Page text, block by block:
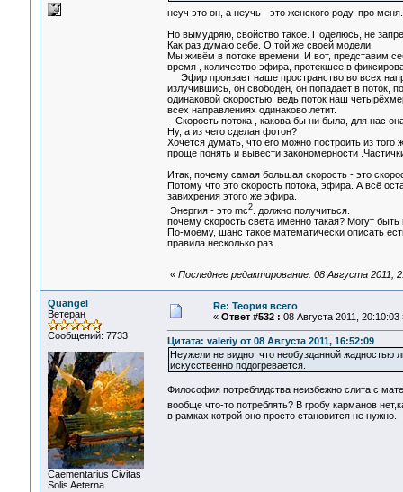
неуч это он, а неучь - это женского роду, про
Но вымудряю, свойство такое. Поделюсь, не
Как раз думаю себе. О той же своей модели.
Мы живём в потоке времени. И вот, представим
время , количество эфира, протекшее в
Эфир пронзает наше пространство во всех
излучившись, он свободен, он попадает в поток,
одинаковой скоростью, ведь поток наш
всех направлениях одинаково летит.
Скорость потока , какова бы ни была, для нас
Ну, а из чего сделан фотон?
Хочется думать, что его можно построить из
проще понять и вывести закономерности
Итак, почему самая большая скорость - это
Потому что это скорость потока, эфира. А всё
завихрения этого же эфира.
Энергия - это mc2. должно получиться.
почему скорость света именно такая? Могут
По-моему, шанс такое математически описать
правила несколько раз.
« Последнее редактирование: 08 Августа 2011,
Quangel
Ветеран
Сообщений: 7733
Сaementarius Civitas
Solis Aeterna
Re: Теория всего
« Ответ #532 : 08 Августа 2011, 20:10:03
Цитата: valeriy от 08 Августа 2011, 16:52:09
Неужели не видно, что необузданной жадностью
искусственно подогревается.
Философия потреблядства неизбежно слита с
вообще что-то потреблять? В гробу карманов
в рамках котрой оно просто становится не нужно.